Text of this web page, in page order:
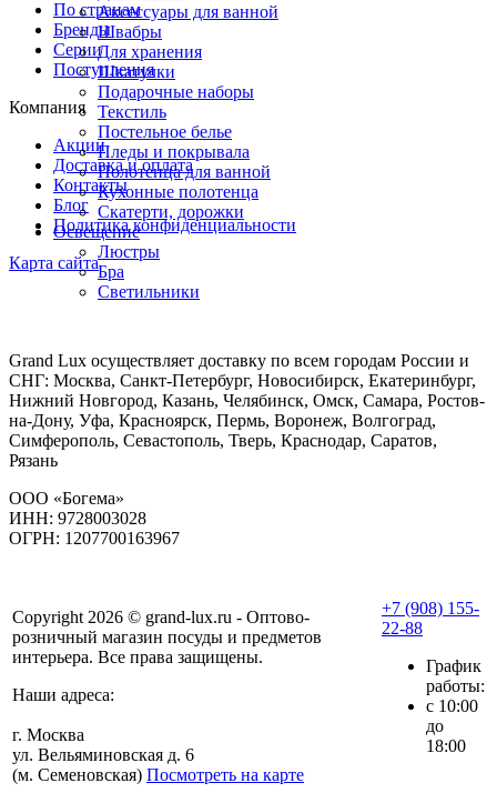
Аксессуары для ванной
Швабры
Для хранения
Шкатулки
Подарочные наборы
Текстиль
Постельное белье
Пледы и покрывала
Полотенца для ванной
Кухонные полотенца
Скатерти, дорожки
Освещение
Люстры
Бра
Светильники
По странам
Бренды
Серии
Поступления
Компания
Акции
Доставка и оплата
Контакты
Блог
Политика конфиденциальности
Карта сайта
Grand Lux осуществляет доставку по всем городам России и
СНГ: Москва, Санкт-Петербург, Новосибирск, Екатеринбург,
Нижний Новгород, Казань, Челябинск, Омск, Самара, Ростов-
на-Дону, Уфа, Красноярск, Пермь, Воронеж, Волгоград,
Симферополь, Севастополь, Тверь, Краснодар, Саратов,
Рязань
ООО «Богема»
ИНН: 9728003028
ОГРН: 1207700163967
Copyright 2026 © grand-lux.ru - Оптово-
розничный магазин посуды и предметов
интерьера. Все права защищены.
Наши адреса:
г. Москва
ул. Вельяминовская д. 6
(м. Семеновская) Посмотреть на карте
+7 (908) 155-
22-88
График
работы:
с 10:00
до
18:00